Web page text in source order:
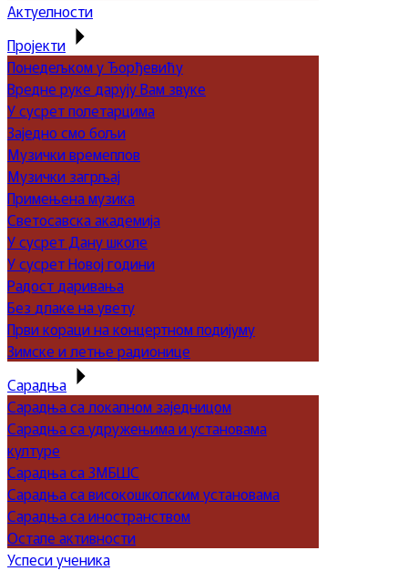
Актуелности
Пројекти
Понедељком у Ђорђевићу
Вредне руке дарују Вам звуке
У сусрет полетарцима
Заједно смо бољи
Музички времеплов
Музички загрљај
Примењена музика
Светосавска академија
У сусрет Дану школе
У сусрет Новој години
Радост даривања
Без длаке на увету
Први кораци на концертном подијуму
Зимске и летње радионице
Сарадња
Сарадња са локалном заједницом
Сарадња са удружењима и установама
културе
Сарадња са ЗМБШС
Сарадња са високошколским установама
Сарадња са иностранством
Остале активности
Успеси ученика